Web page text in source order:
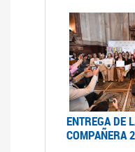
ENTREGA DE
COMPAÑERA